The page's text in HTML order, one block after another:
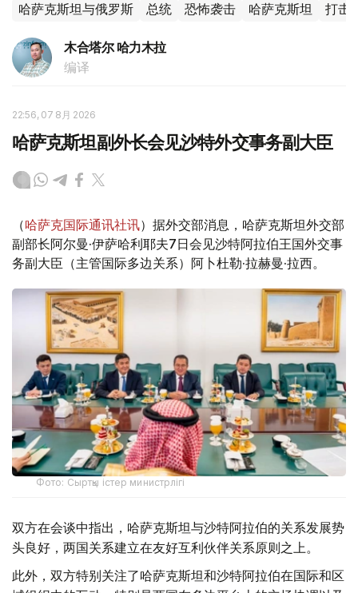
哈萨克斯坦与俄罗斯 总统 恐怖袭击 哈萨克斯坦 打击
木合塔尔 哈力木拉
编译
22:56, 07 8月 2026
哈萨克斯坦副外长会见沙特外交事务副大臣
（哈萨克国际通讯社讯）据外交部消息，哈萨克斯坦外交部
副部长阿尔曼·伊萨哈利耶夫7日会见沙特阿拉伯王国外交事
务副大臣（主管国际多边关系）阿卜杜勒·拉赫曼·拉西。
Фото: Сыртқы істер министрлігі
双方在会谈中指出，哈萨克斯坦与沙特阿拉伯的关系发展势
头良好，两国关系建立在友好互利伙伴关系原则之上。
此外，双方特别关注了哈萨克斯坦和沙特阿拉伯在国际和区